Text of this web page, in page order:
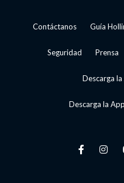
Contáctanos Guía
Seguridad Prensa
Descarga
Descarga la